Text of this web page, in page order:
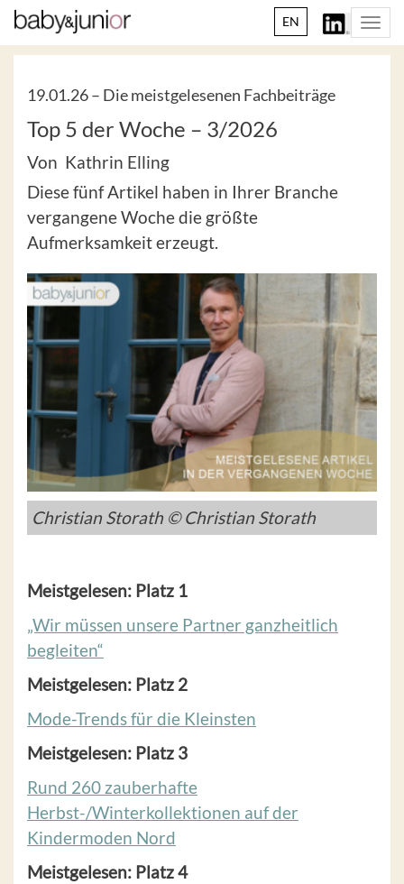
EN
19.01.26 – Die meistgelesenen Fachbeiträge
Top 5 der Woche – 3/2026
Von Kathrin Elling
Diese fünf Artikel haben in Ihrer Branche
vergangene Woche die größte
Aufmerksamkeit erzeugt.
Christian Storath © Christian Storath
Meistgelesen: Platz 1
„Wir müssen unsere Partner ganzheitlich
begleiten“
Meistgelesen: Platz 2
Mode-Trends für die Kleinsten
Meistgelesen: Platz 3
Rund 260 zauberhafte
Herbst-/Winterkollektionen auf der
Kindermoden Nord
Meistgelesen: Platz 4